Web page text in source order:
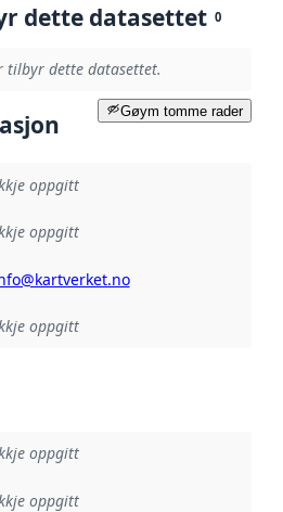
dette datasettet 0
tilbyr dette datasettet.
Gøym tomme rader
oppgitt
oppgitt
oppgitt
oppgitt
: oppgitt